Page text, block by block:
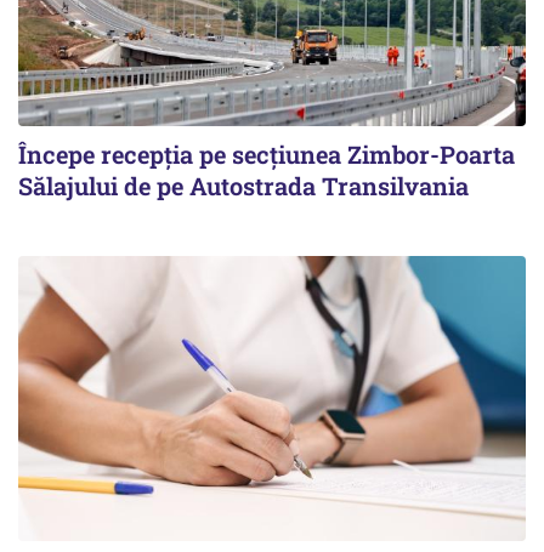
Începe recepţia pe secţiunea Zimbor-Poarta
Sălajului de pe Autostrada Transilvania